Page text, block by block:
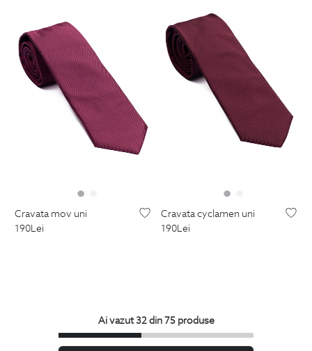
cravata mov uni
190Lei
cravata cyclamen uni
190Lei
Ai vazut 32 din 75 produse